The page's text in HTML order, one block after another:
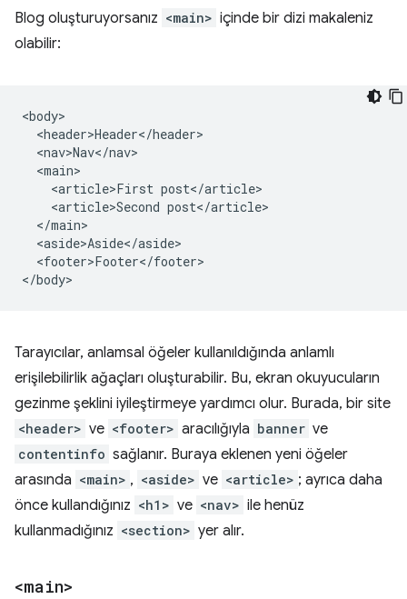
Blog oluşturuyorsanız <main> içinde bir dizi makaleniz
olabilir:
<body>
  <header>Header</header>
  <nav>Nav</nav>
  <main>
    <article>First post</article>
    <article>Second post</article>
  </main>
  <aside>Aside</aside>
  <footer>Footer</footer>
Tarayıcılar, anlamsal öğeler kullanıldığında anlamlı
erişilebilirlik ağaçları oluşturabilir. Bu, ekran okuyucuların
gezinme şeklini iyileştirmeye yardımcı olur. Burada, bir site
<header> ve <footer> aracılığıyla banner ve
contentinfo sağlanır. Buraya eklenen yeni öğeler
arasında <main> , <aside> ve <article> ; ayrıca daha
önce kullandığınız <h1> ve <nav> ile henüz
kullanmadığınız <section> yer alır.
<main>